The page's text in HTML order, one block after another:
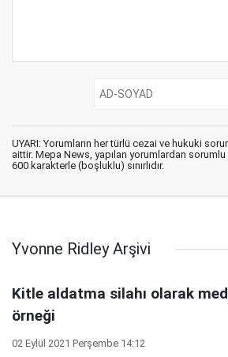
UYARI: Yorumların her türlü cezai ve hukuki
aittir. Mepa News, yapılan yorumlardan
600 karakterle (boşluklu) sınırlıdır.
Yvonne Ridley Arşivi
Kitle aldatma silahı olarak
örneği
02 Eylül 2021 Perşembe 14:12